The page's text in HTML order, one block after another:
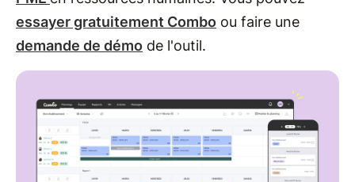
essayer gratuitement Combo ou faire une
demande de démo de l'outil.